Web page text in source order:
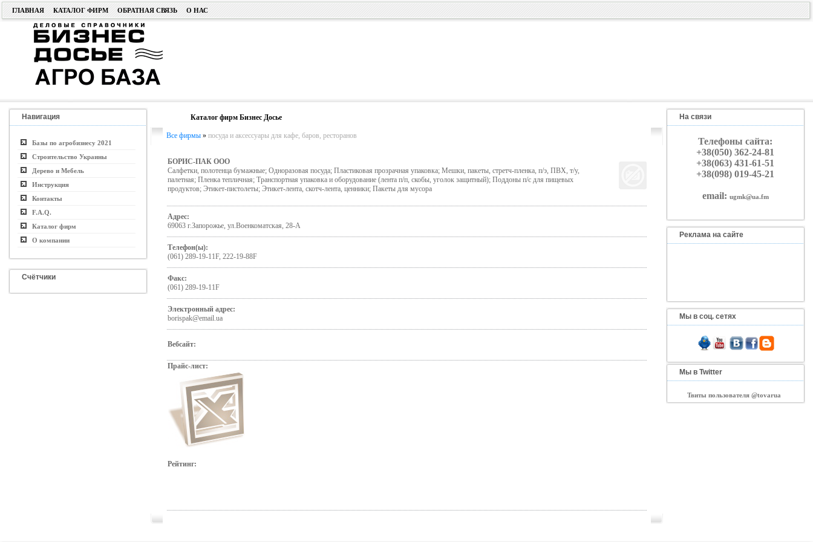
ГЛАВНАЯ КАТАЛОГ ФИРМ ОБРАТНАЯ СВЯЗЬ О НАС
Навигация
Базы по агробизнесу 2021
Строительство Украины
Дерево и Мебель
Инструкция
Контакты
F.A.Q.
Каталог фирм
О компании
Счётчики
Каталог фирм Бизнес Досье
Все фирмы» посуда и аксессуары для кафе, баров, ресторанов
БОРИС-ПАК ООО
Салфетки, полотенца бумажные; Одноразовая посуда; Пластиковая прозрачная упаковка; Мешки, пакеты, стретч-пленка, п/э, ПВХ, т/у,
палетная; Пленка тепличная; Транспортная упаковка и оборудование (лента п/п, скобы, уголок защитный); Поддоны п/с для пищевых
продуктов; Этикет-пистолеты; Этикет-лента, скотч-лента, ценники; Пакеты для мусора
Адрес:
69063 г.Запорожье, ул.Военкоматская, 28-А
Телефон(ы):
(061) 289-19-11F, 222-19-88F
Факс:
(061) 289-19-11F
Электронный адрес:
borispak@email.ua
Вебсайт:
Прайс-лист:
Рейтинг:
На связи
Телефоны сайта:
+38(050) 362-24-81
+38(063) 431-61-51
+38(098) 019-45-21
email: ugmk@ua.fm
Реклама на сайте
Мы в соц. сетях
Мы в Twitter
Твиты пользователя @tovarua